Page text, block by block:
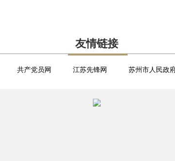
友情链接
共产党员网 江苏先锋网 苏州市人民政